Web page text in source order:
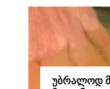
უბრალოდ